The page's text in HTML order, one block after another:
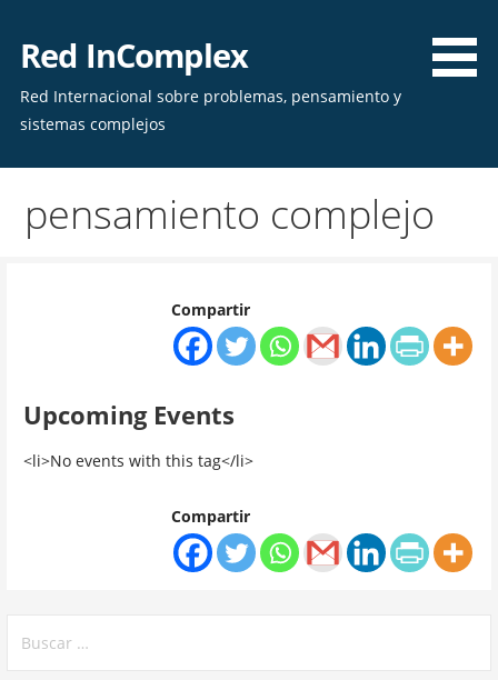
content
Red InComplex
Red Internacional sobre problemas, pensamiento y
sistemas complejos
pensamiento complejo
Compartir
Upcoming Events
<li>No events with this tag</li>
Compartir